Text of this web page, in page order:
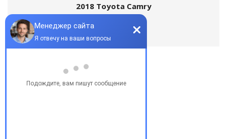
2018 Toyota Camry
Популярные запросы